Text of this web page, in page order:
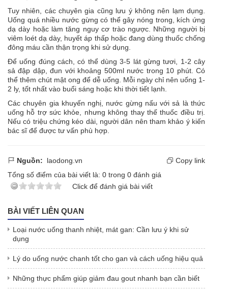
Tuy nhiên, các chuyên gia cũng lưu ý không nên lạm dụng.
Uống quá nhiều nước gừng có thể gây nóng trong, kích ứng
dạ dày hoặc làm tăng nguy cơ trào ngược. Những người bị
viêm loét dạ dày, huyết áp thấp hoặc đang dùng thuốc chống
đông máu cần thận trọng khi sử dụng.
Để uống đúng cách, có thể dùng 3-5 lát gừng tươi, 1-2 cây
sả đập dập, đun với khoảng 500ml nước trong 10 phút. Có
thể thêm chút mật ong để dễ uống. Mỗi ngày chỉ nên uống 1-
2 ly, tốt nhất vào buổi sáng hoặc khi thời tiết lạnh.
Các chuyên gia khuyến nghị, nước gừng nấu với sả là thức
uống hỗ trợ sức khỏe, nhưng không thay thế thuốc điều trị.
Nếu có triệu chứng kéo dài, người dân nên tham khảo ý kiến
bác sĩ để được tư vấn phù hợp.
Nguồn: laodong.vn
Copy link
Tổng số điểm của bài viết là: 0 trong 0 đánh giá
Click để đánh giá bài viết
BÀI VIẾT LIÊN QUAN
Loại nước uống thanh nhiệt, mát gan: Cần lưu ý khi sử
dụng
Lý do uống nước chanh tốt cho gan và cách uống hiệu quả
Những thực phẩm giúp giảm đau gout nhanh bạn cần biết